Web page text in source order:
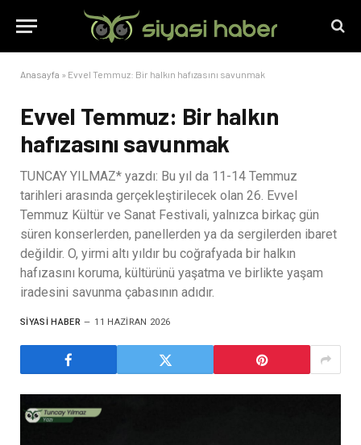
Anasayfa » Evvel Temmuz: Bir halkın hafızasını savunmak
Evvel Temmuz: Bir halkın
hafızasını savunmak
TUNCAY YILMAZ* yazdı: Bu yıl da 11-14 Temmuz
tarihleri arasında gerçekleştirilecek olan 26. Evvel
Temmuz Kültür ve Sanat Festivali, yalnızca birkaç gün
süren konserlerden, panellerden ya da sergilerden ibaret
değildir. O, yirmi altı yıldır bu coğrafyada bir halkın
hafızasını koruma, kültürünü yaşatma ve birlikte yaşam
iradesini savunma çabasının adıdır.
SIYASI HABER 11 HAZIRAN 2026